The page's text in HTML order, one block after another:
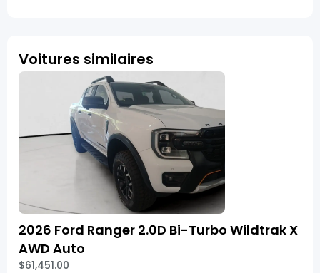
Voitures similaires
2026 Ford Ranger 2.0D Bi-Turbo Wildtrak X
AWD Auto
$61,451.00